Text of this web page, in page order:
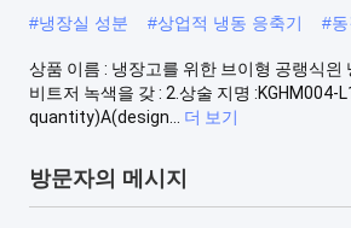
#냉장실 성분 #상업적 냉동 응축기 #
상품 이름 : 냉장고를 위한 브이형 공랭식
비트저 녹색을 갖 : 2.상술 지명
quantity)A(design...
더 보기
방문자의 메시지